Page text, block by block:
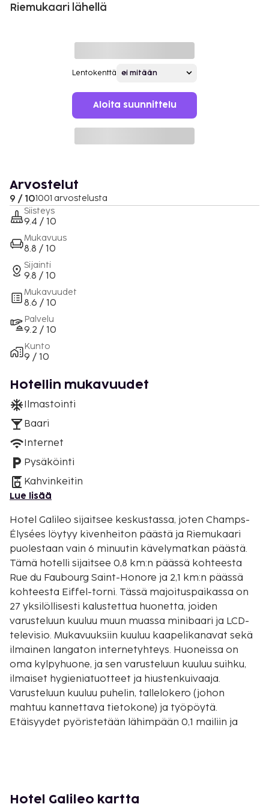
Riemukaari lähellä
Lentokenttä
Aloita suunnittelu
Arvostelut
9 / 101001 arvostelusta
Siisteys
9.4 / 10
Mukavuus
8.8 / 10
Sijainti
9.8 / 10
Mukavuudet
8.6 / 10
Palvelu
9.2 / 10
Kunto
9 / 10
Hotellin mukavuudet
Ilmastointi
Baari
Internet
Pysäköinti
Kahvinkeitin
Lue lisää
Hotel Galileo sijaitsee keskustassa, joten Champs-
Élysées löytyy kivenheiton päästä ja Riemukaari
puolestaan vain 6 minuutin kävelymatkan päästä.
Tämä hotelli sijaitsee 0,8 km:n päässä kohteesta
Rue du Faubourg Saint-Honore ja 2,1 km:n päässä
kohteesta Eiffel-torni. Tässä majoituspaikassa on
27 yksilöllisesti kalustettua huonetta, joiden
varusteluun kuuluu muun muassa minibaari ja LCD-
televisio. Mukavuuksiin kuuluu kaapelikanavat sekä
ilmainen langaton internetyhteys. Huoneissa on
oma kylpyhuone, ja sen varusteluun kuuluu suihku,
ilmaiset hygieniatuotteet ja hiustenkuivaaja.
Varusteluun kuuluu puhelin, tallelokero (johon
mahtuu kannettava tietokone) ja työpöytä.
Etäisyydet pyöristetään lähimpään 0,1 mailiin ja
Riemukaari - 0,5 km / 0,3 mi
Hotel Galileo kartta